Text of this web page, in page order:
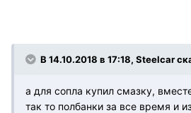
В 14.10.2018 в 17:18, Steelcar
а для сопла купил смазку,
так то полбанки за все время и